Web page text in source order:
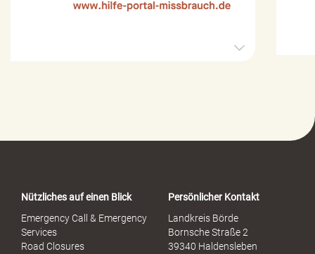
o
S
Nützliches auf einen Blick
Emergency Call & Emergency
Services
Road Closures
Persönlicher Kontakt
Landkreis Börde
Bornsche Straße 2
39340 Haldensleben